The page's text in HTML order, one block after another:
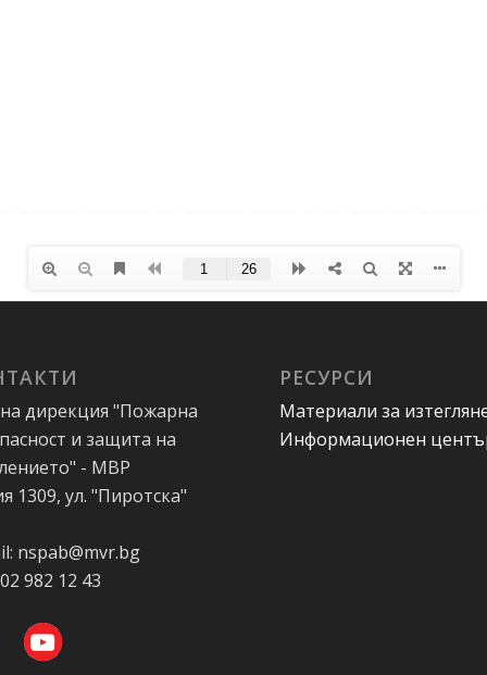
дирекция "Пожарна
и защита на
- МВР
1309, ул. "Пиротска"
nspab@mvr.bg
982 12 43
РЕСУРСИ
Материали за
Информационен